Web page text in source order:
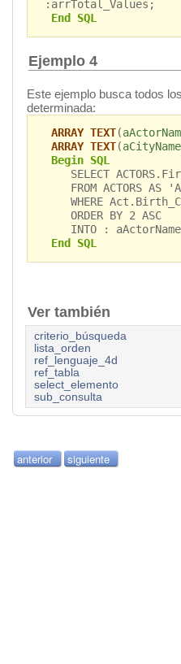
:arrTotal_Values;
End SQL
Ejemplo 4
Este ejemplo busca todos
determinada:
ARRAY TEXT(
ARRAY TEXT(aCityName
Begin SQL
SELECT
FROM ACTORS
WHERE
ORDER BY 2 ASC
INTO :
End SQL
Ver también
criterio_búsqueda
lista_orden
ref_lenguaje_4d
ref_tabla
select_elemento
sub_consulta
anterior siguiente